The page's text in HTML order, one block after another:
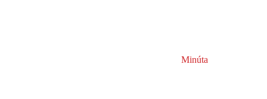
Minúta